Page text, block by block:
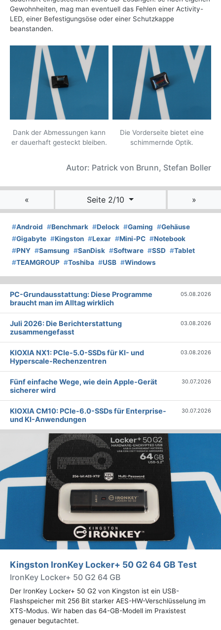
Gewohnheiten, mag man eventuell das Fehlen einer Activity-
LED, einer Befestigungsöse oder einer Schutzkappe
beanstanden.
Dank der Abmessungen kann
er dauerhaft gesteckt bleiben.
Die Vorderseite bietet eine
schimmernde Optik.
Autor: Patrick von Brunn, Stefan Boller
« Seite 2/10 »
#Android #Benchmark #Delock #Gaming #Gehäuse
#Gigabyte #Kingston #Lexar #Mini-PC #Notebook
#PNY #Samsung #SanDisk #Software #SSD #Tablet
#TEAMGROUP #Toshiba #USB #Windows
PC-Grundausstattung: Diese Programme
braucht man im Alltag wirklich
05.08.2026
Juli 2026: Die Bericht­erstattung
zusammengefasst
03.08.2026
KIOXIA NX1: PCIe-5.0-SSDs für KI- und
Hyperscale-Rechenzentren
03.08.2026
Fünf einfache Wege, wie dein Apple-Gerät
sicherer wird
30.07.2026
KIOXIA CM10: PCIe-6.0-SSDs für Enterprise-
und KI-Anwendungen
30.07.2026
Kingston IronKey Locker+ 50 G2 64 GB Test
IronKey Locker+ 50 G2 64 GB
Der IronKey Locker+ 50 G2 von Kingston ist ein USB-
Flashspeicher mit 256 Bit starker AES-HW-Verschlüsselung im
XTS-Modus. Wir haben das 64-GB-Modell im Praxistest
genauer begutachtet.